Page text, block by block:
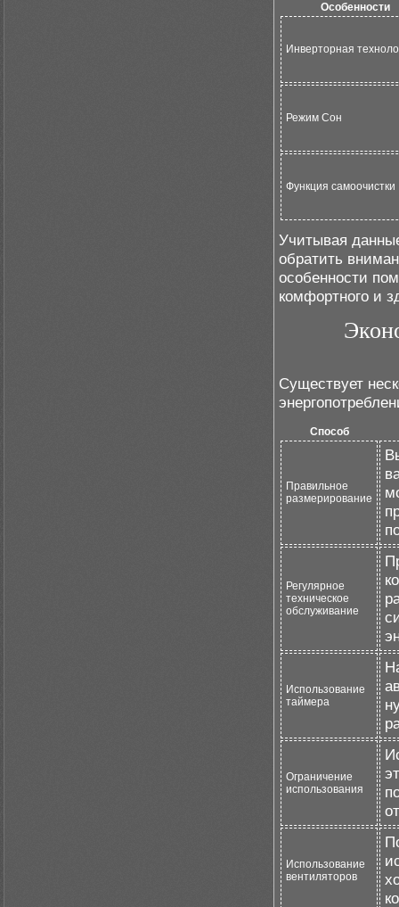
Особенности
Инверторная
Режим Сон
Функция самоочистки
Учитывая
обратить
особенности
комфортного и
Существует
Способ
Правильное
размерирование
Регулярное
техническое
обслуживание
Использование
таймера
Ограничение
использования
Использование
вентиляторов